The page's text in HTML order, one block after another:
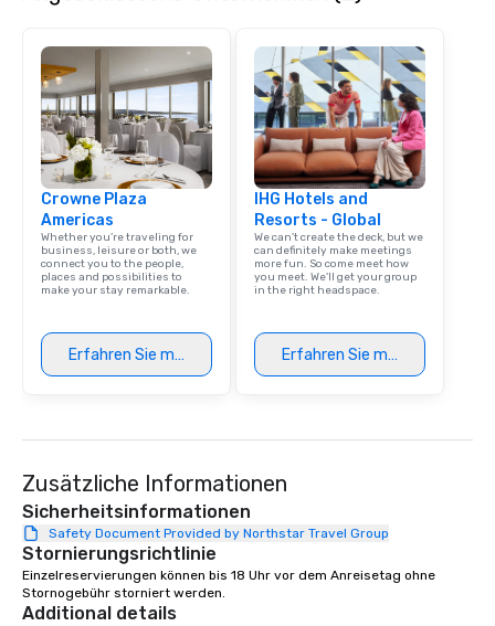
Crowne Plaza
Americas
Whether you’re traveling for
business, leisure or both, we
connect you to the people,
places and possibilities to
make your stay remarkable.
Erfahren Sie mehr
IHG Hotels and
Resorts - Global
We can't create the deck, but we
can definitely make meetings
more fun. So come meet how
you meet. We'll get your group
in the right headspace.
Erfahren Sie mehr
Zusätzliche Informationen
Sicherheitsinformationen
Safety Document Provided by Northstar Travel Group
Stornierungsrichtlinie
Einzelreservierungen können bis 18 Uhr vor dem Anreisetag ohne
Stornogebühr storniert werden.
Additional details